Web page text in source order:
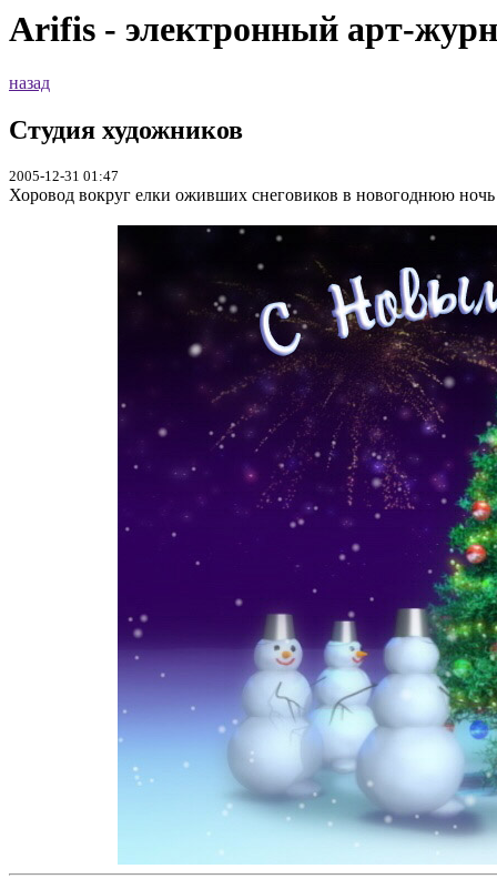
Arifis - электронный арт-
назад
Студия художников
2005-12-31 01:47
Хоровод вокруг елки оживших снеговиков в новогоднюю